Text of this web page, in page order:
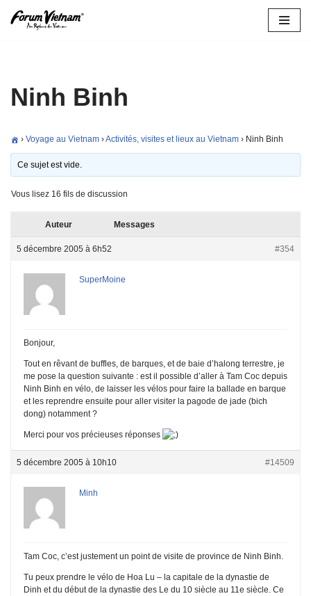
Ninh Binh
› Voyage au Vietnam ›Activités, visites et lieux au Vietnam › Ninh Binh
Ce sujet est vide.
Vous lisez 16 fils de discussion
Auteur Messages
5 décembre 2005 à 6h52 #354
SuperMoine
Bonjour,
Tout en rêvant de buffles, de barques, et de baie d’halong terrestre, je
me pose la question suivante : est il possible d’aller à Tam Coc depuis
Ninh Binh en vélo, de laisser les vélos pour faire la ballade en barque
et les reprendre ensuite pour aller visiter la pagode de jade (bich
dong) notamment ?
Merci pour vos précieuses réponses
5 décembre 2005 à 10h10 #14509
Minh
Tam Coc, c’est justement un point de visite de province de Ninh Binh.
Tu peux prendre le vélo de Hoa Lu – la capitale de la dynastie de
Dinh et du début de la dynastie des Le du 10 siècle au 11e siècle. Ce